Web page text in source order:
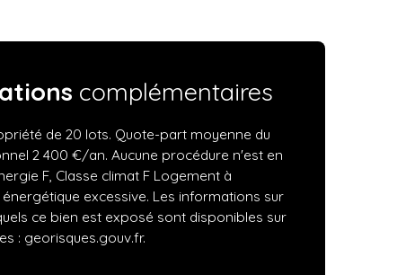
complémentaires
de 20 lots. Quote-part moyenne du
2 400 €/an. Aucune procédure n'est en
F, Classe climat F Logement à
excessive. Les informations sur
ce bien est exposé sont disponibles sur
: georisques.gouv.fr.